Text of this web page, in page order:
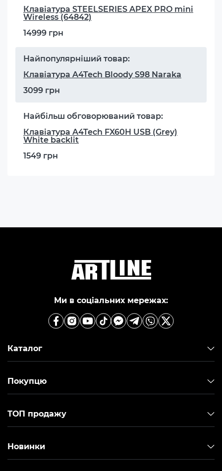
Клавіатура STEELSERIES APEX PRO mini
Wireless (64842)
14999 грн
Найпопулярніший товар:
Клавіатура A4Tech Bloody S98 Naraka
3099 грн
Найбільш обговорюваний товар:
Клавіатура A4Tech FX60H USB (Grey)
White backlit
1549 грн
Ми в соціальних мережах:
Каталог
Покупцю
ТОП продажу
Новинки